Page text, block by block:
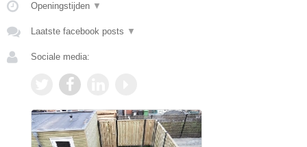
Openingstijden ▼
Laatste facebook posts ▼
Sociale media: